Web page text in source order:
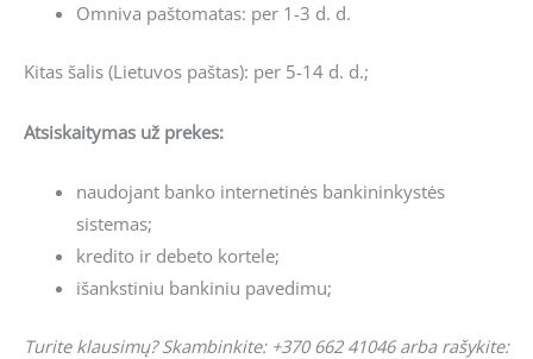
Omniva paštomatas: per 1-3 d. d.
Kitas šalis (Lietuvos paštas): per 5-14 d. d.;
Atsiskaitymas už prekes:
naudojant banko internetinės bankininkystės
sistemas;
kredito ir debeto kortele;
išankstiniu bankiniu pavedimu;
Turite klausimų? Skambinkite: +370 662 41046 arba rašykite: